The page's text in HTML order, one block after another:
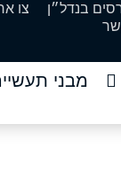
בנדל״ן צו
מבני